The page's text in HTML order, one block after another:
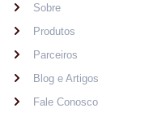
Sobre
Produtos
Parceiros
Blog e Artigos
Fale Conosco